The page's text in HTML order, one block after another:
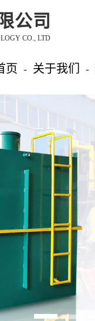
公司
CO., LTD
页 关于我们